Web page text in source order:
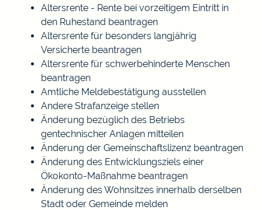
Altersrente - Rente bei vorzeitigem Eintritt in
den Ruhestand beantragen
Altersrente für besonders langjährig
Versicherte beantragen
Altersrente für schwerbehinderte Menschen
beantragen
Amtliche Meldebestätigung ausstellen
Andere Strafanzeige stellen
Änderung bezüglich des Betriebs
gentechnischer Anlagen mitteilen
Änderung der Gemeinschaftslizenz beantragen
Änderung des Entwicklungsziels einer
Ökokonto-Maßnahme beantragen
Änderung des Wohnsitzes innerhalb derselben
Stadt oder Gemeinde melden